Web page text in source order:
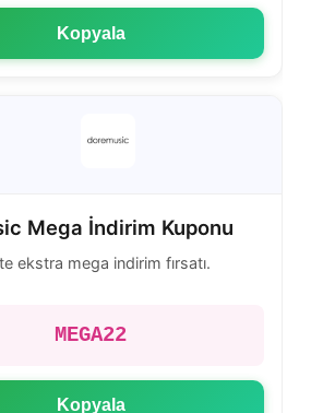
Kopyala
Mega İndirim Kuponu
ekstra mega indirim fırsatı.
MEGA22
Kopyala